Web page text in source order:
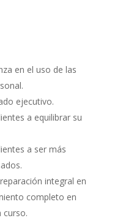
en el uso de las
ejecutivo.
a equilibrar su
a ser más
integral en
completo en
curso.